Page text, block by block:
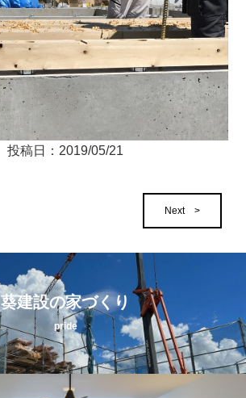
投稿日： 2019/05/21
Next >
葵建設の家づくり
pride